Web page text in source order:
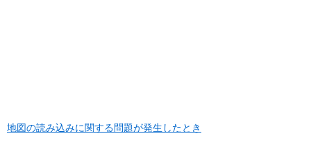
地図の読み込みに関する問題が発生したとき